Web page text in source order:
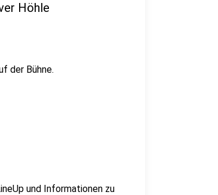
Höhle
der Bühne.
und Informationen zu